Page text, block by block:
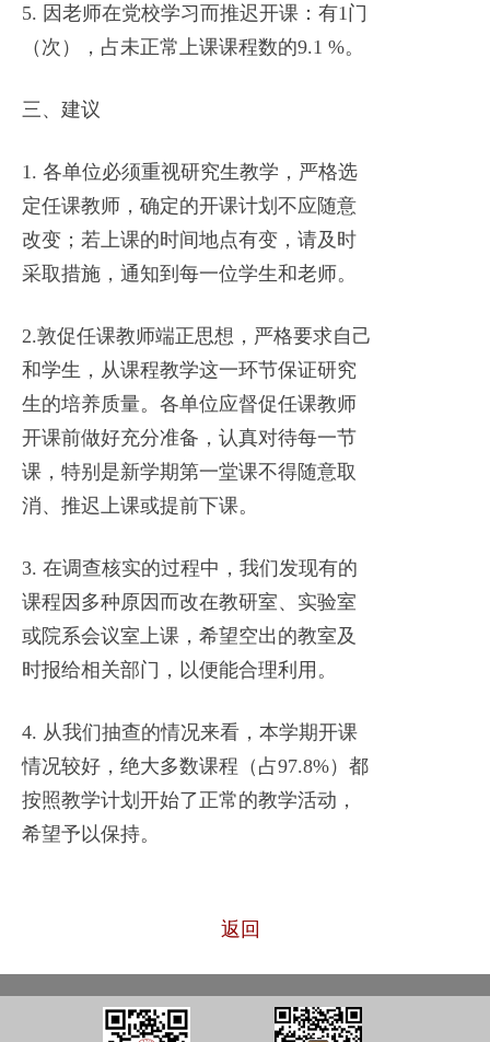
5. 因老师在党校学习而推迟开课：有1门
（次），占未正常上课课程数的9.1 %。
三、建议
1. 各单位必须重视研究生教学，严格选
定任课教师，确定的开课计划不应随意
改变；若上课的时间地点有变，请及时
采取措施，通知到每一位学生和老师。
2.敦促任课教师端正思想，严格要求自己
和学生，从课程教学这一环节保证研究
生的培养质量。各单位应督促任课教师
开课前做好充分准备，认真对待每一节
课，特别是新学期第一堂课不得随意取
消、推迟上课或提前下课。
3. 在调查核实的过程中，我们发现有的
课程因多种原因而改在教研室、实验室
或院系会议室上课，希望空出的教室及
时报给相关部门，以便能合理利用。
4. 从我们抽查的情况来看，本学期开课
情况较好，绝大多数课程（占97.8%）都
按照教学计划开始了正常的教学活动，
希望予以保持。
返回